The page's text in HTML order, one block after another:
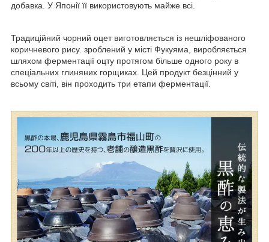
добавка. У Японії її використовують майже всі.
Традиційний чорний оцет виготовляється із нешліфованого
коричневого рису. зроблений у місті Фукуяма, виробляється
шляхом ферментації оцту протягом більше одного року в
спеціальних глиняних горщиках. Цей продукт безцінний у
всьому світі, він проходить три етапи ферментації.